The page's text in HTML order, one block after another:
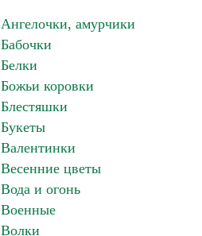
Ангелочки, амурчики
Бабочки
Белки
Божьи коровки
Блестяшки
Букеты
Валентинки
Весенние цветы
Вода и огонь
Военные
Волки